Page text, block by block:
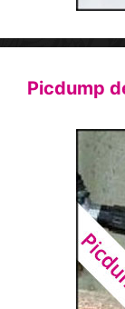
Picdump